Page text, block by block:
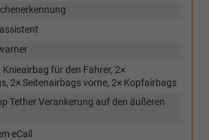
Knieairbag für den Fahrer, 2×
2× Seitenairbags vorne, 2× Kopfairbags
Tether Verankerung auf den äußeren
eCall